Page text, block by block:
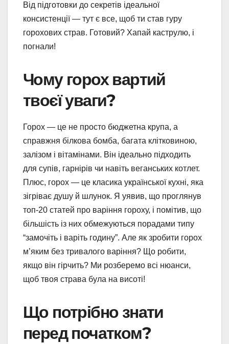
Від підготовки до секретів ідеальної
консистенції — тут є все, щоб ти став гуру
горохових страв. Готовий? Хапай каструлю, і
погнали!
Чому горох вартий
твоєї уваги?
Горох — це не просто бюджетна крупа, а
справжня білкова бомба, багата клітковиною,
залізом і вітамінами. Він ідеально підходить
для супів, гарнірів чи навіть веганських котлет.
Плюс, горох — це класика української кухні, яка
зігріває душу й шлунок. Я уявив, що проглянув
топ-20 статей про варіння гороху, і помітив, що
більшість із них обмежуються порадами типу
“замочіть і варіть годину”. Але як зробити горох
м’яким без тривалого варіння? Що робити,
якщо він гірчить? Ми розберемо всі нюанси,
щоб твоя страва була на висоті!
Що потрібно знати
перед початком?